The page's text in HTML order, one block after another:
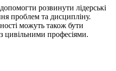
розвинути лідерські
проблем та дисципліну.
можуть також бути
цивільними професіями.